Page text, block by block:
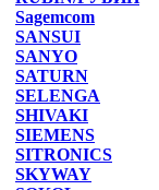
Sagemcom
SANSUI
SANYO
SATURN
SELENGA
SHIVAKI
SIEMENS
SITRONICS
SKYWAY